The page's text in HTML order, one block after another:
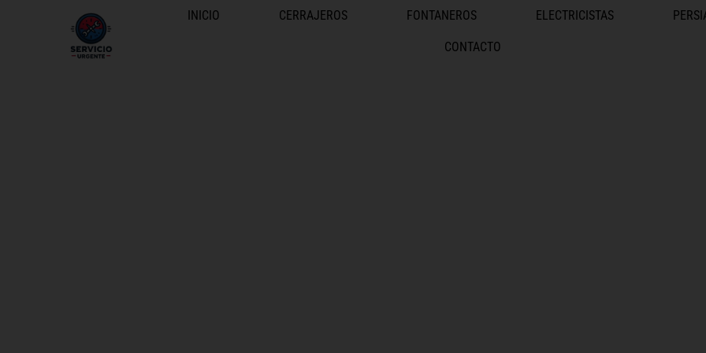
INICIO CERRAJEROS FONTANEROS ELECTRICISTAS
CONTACTO